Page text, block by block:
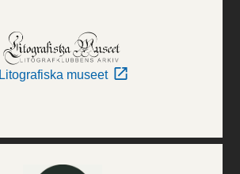
Litografiska museet